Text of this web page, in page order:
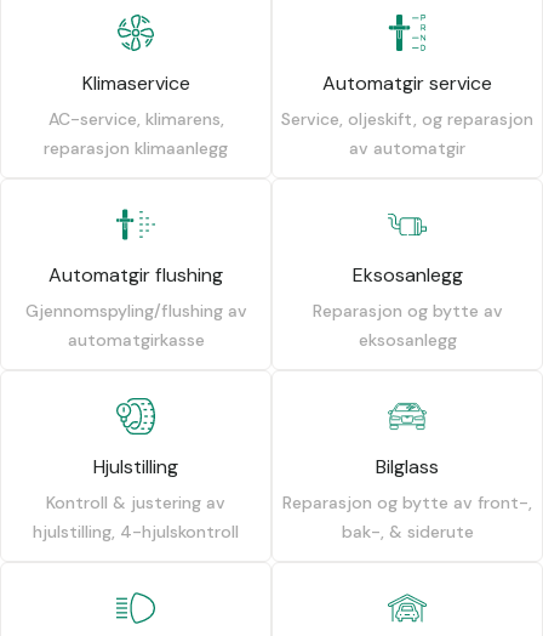
Klimaservice
AC-service, klimarens,
reparasjon klimaanlegg
Automatgir service
Service, oljeskift, og reparasjon
av automatgir
Automatgir flushing
Gjennomspyling/flushing av
automatgirkasse
Eksosanlegg
Reparasjon og bytte av
eksosanlegg
Hjulstilling
Kontroll & justering av
hjulstilling, 4-hjulskontroll
Bilglass
Reparasjon og bytte av front-,
bak-, & siderute